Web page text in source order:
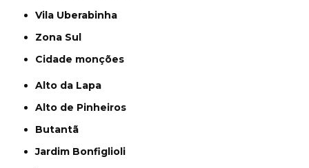
Vila Uberabinha
Zona Sul
cidade monções
Alto da Lapa
Alto de Pinheiros
Butantã
Jardim Bonfiglioli